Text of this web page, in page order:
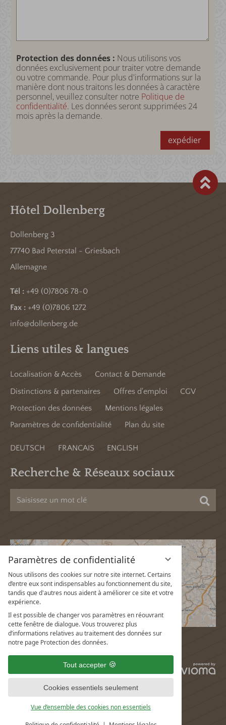
Paramètres de confidentialité
Nous utilisons des cookies sur notre site internet. Certains
d’entre eux sont indispensables au fonctionnement du site,
tandis que d'autres nous aident à améliorer ce site et votre
expérience.
Il est possible de changer vos paramètres en réouvrant
cette fenêtre de dialogue. Vous trouverez plus
d’informations relatives au traitement des données sur
notre page Protection des données.
Tout accepter
Cookies essentiels seulement
Vue d’ensemble des cookies non essentiels
Protection des données : Nous utilisons vos
données exclusivement pour traiter votre demande
ou votre commande. Pour plus d'informations sur la
manière dont nous traitons les données à caractère
personnel, veuillez consulter notre Politique de
confidentialité. Les données seront supprimées 24
mois après la demande.
expédier
Hôtel Dollenberg
Dollenberg 3
77740 Bad Peterstal - Griesbach
Allemagne
Tél : +49 (0)7806 78-0
Fax : +49 (0)7806 1272
info@dollenberg.de
Liens utiles & langues
Localisation & Accès
Contact & Demande
Distinctions & partenaires
Offres d'emploi
CGV
Protection des données
Mentions légales
Paramètres de confidentialité
Plan du site
DEUTSCH FRANCAIS ENGLISH
Recherche & Réseaux sociaux